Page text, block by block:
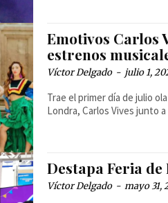
Emotivos Carlos
estrenos
Víctor Delgado - julio 1,
Trae el primer día de julio
Londra, Carlos Vives junto
Destapa Feria
Víctor Delgado - mayo 31,